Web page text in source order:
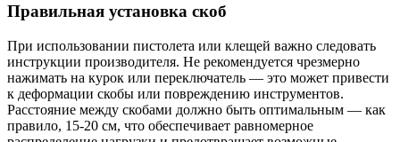
Правильная установка скоб
При использовании пистолета или клещей важно следовать
инструкции производителя. Не рекомендуется чрезмерно
нажимать на курок или переключатель — это может привести
к деформации скобы или повреждению инструментов.
Расстояние между скобами должно быть оптимальным — как
правило, 15-20 см, что обеспечивает равномерное